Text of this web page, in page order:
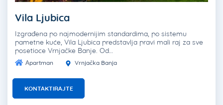
Vila Ljubica
Izgrađena po najmodernijim standardima, po sistemu
pametne kuće, Vila Ljubica predstavlja pravi mali raj za sve
posetioce Vrnjačke Banje. Od…
Apartman Vrnjačka Banja
KONTAKTIRAJTE